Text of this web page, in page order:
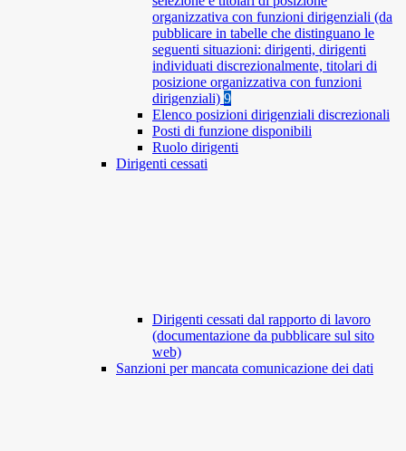
organizzativa con funzioni dirigenziali (da
pubblicare in tabelle che distinguano le
seguenti situazioni: dirigenti, dirigenti
individuati discrezionalmente, titolari di
posizione organizzativa con funzioni
dirigenziali) 9
Elenco posizioni dirigenziali discrezionali
Posti di funzione disponibili
Ruolo dirigenti
Dirigenti cessati
Dirigenti cessati dal rapporto di lavoro
(documentazione da pubblicare sul sito
web)
Sanzioni per mancata comunicazione dei dati